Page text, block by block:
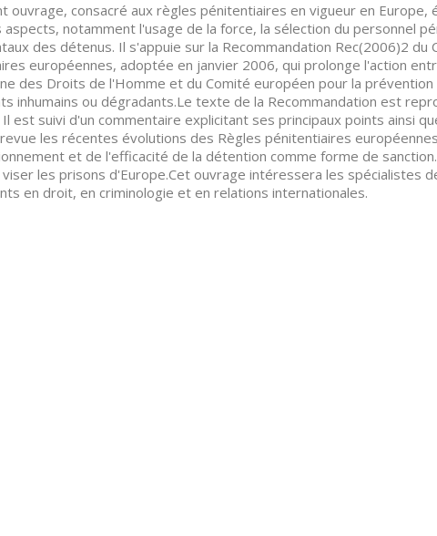
ouvrage, consacré aux règles pénitentiaires en vigueur en
aspects, notamment l'usage de la force, la sélection du personnel
des détenus. Il s'appuie sur la Recommandation Rec(2006)2 du
européennes, adoptée en janvier 2006, qui prolonge l'action
des Droits de l'Homme et du Comité européen pour la
inhumains ou dégradants.Le texte de la Recommandation est
est suivi d'un commentaire explicitant ses principaux points ainsi
les récentes évolutions des Règles pénitentiaires
et de l'efficacité de la détention comme forme de
les prisons d'Europe.Cet ouvrage intéressera les spécialistes
en droit, en criminologie et en relations internationales.